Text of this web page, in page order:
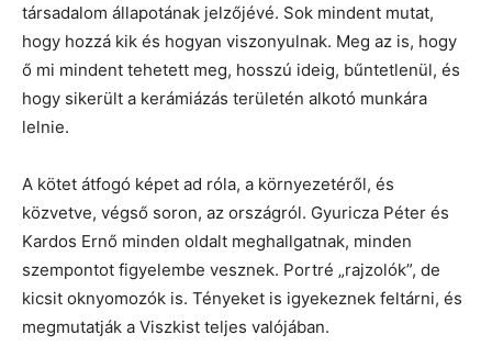
társadalom állapotának jelzőjévé. Sok mindent mutat,
hogy hozzá kik és hogyan viszonyulnak. Meg az is, hogy
ő mi mindent tehetett meg, hosszú ideig, bűntetlenül, és
hogy sikerült a kerámiázás területén alkotó munkára
lelnie.
A kötet átfogó képet ad róla, a környezetéről, és
közvetve, végső soron, az országról. Gyuricza Péter és
Kardos Ernő minden oldalt meghallgatnak, minden
szempontot figyelembe vesznek. Portré „rajzolók”, de
kicsit oknyomozók is. Tényeket is igyekeznek feltárni, és
megmutatják a Viszkist teljes valójában.